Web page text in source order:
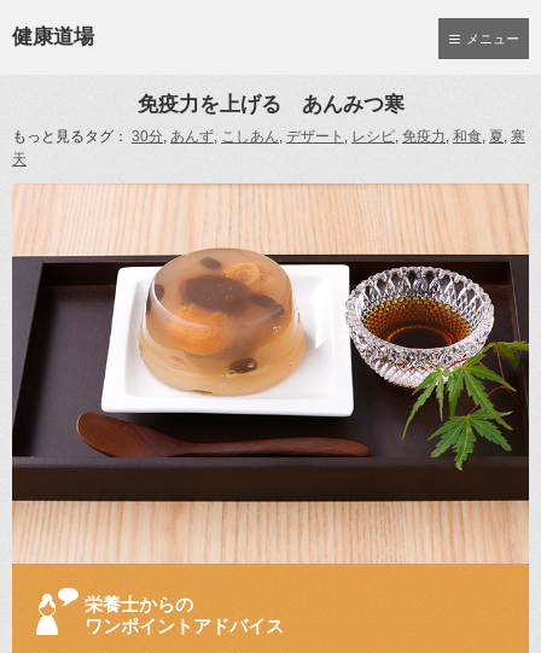
メニュー
健康道場
免疫力を上げる あんみつ寒
もっと見るタグ： 30分, あんず, こしあん, デザート , レシピ, 免疫力, 和食, 夏, 寒
天
栄養士からの
ワンポイントアドバイス